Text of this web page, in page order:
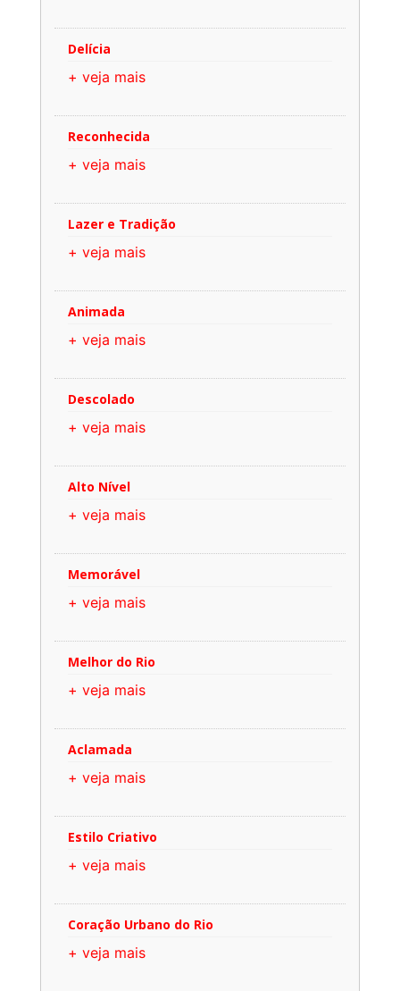
Delícia
+ veja mais
Reconhecida
+ veja mais
Lazer e Tradição
+ veja mais
Animada
+ veja mais
Descolado
+ veja mais
Alto Nível
+ veja mais
Memorável
+ veja mais
Melhor do Rio
+ veja mais
Aclamada
+ veja mais
Estilo Criativo
+ veja mais
Coração Urbano do Rio
+ veja mais